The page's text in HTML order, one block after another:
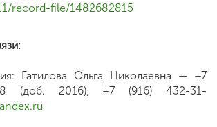
record-file/1482682815
Гатилова Ольга Николаевна — +7
(доб. 2016), +7 (916) 432-31-